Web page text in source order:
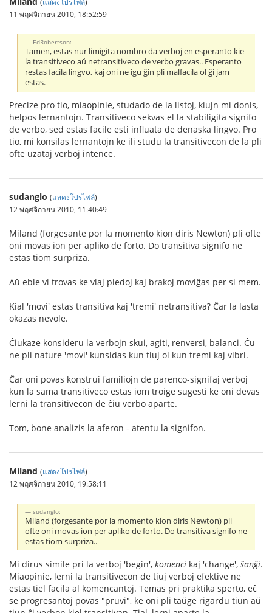
(แสดงโปรไฟล์)
11 พฤศจิกายน 2010, 18:52:59
EdRobertson:
Tamen, estas nur limigita nombro da verboj en esperanto kie
la transitiveco aŭ netransitiveco de verbo gravas.. Esperanto
restas facila lingvo, kaj oni ne igu ĝin pli malfacila ol ĝi jam
estas.
Precize pro tio, miaopinie, studado de la listoj, kiujn mi donis,
helpos lernantojn. Transitiveco sekvas el la stabiligita signifo
de verbo, sed estas facile esti influata de denaska lingvo. Pro
tio, mi konsilas lernantojn ke ili studu la transitivecon de la pli
ofte uzataj verboj intence.
sudanglo (แสดงโปรไฟล์)
12 พฤศจิกายน 2010, 11:40:49
Miland (forgesante por la momento kion diris Newton) pli ofte
oni movas ion per apliko de forto. Do transitiva signifo ne
estas tiom surpriza.
Aŭ eble vi trovas ke viaj piedoj kaj brakoj moviĝas per si mem.
Kial 'movi' estas transitiva kaj 'tremi' netransitiva? Ĉar la lasta
okazas nevole.
Ĉiukaze konsideru la verbojn skui, agiti, renversi, balanci. Ĉu
ne pli nature 'movi' kunsidas kun tiuj ol kun tremi kaj vibri.
Ĉar oni povas konstrui familiojn de parenco-signifaj verboj
kun la sama transitiveco estas iom troige sugesti ke oni devas
lerni la transitivecon de ĉiu verbo aparte.
Tom, bone analizis la aferon - atentu la signifon.
Miland (แสดงโปรไฟล์)
12 พฤศจิกายน 2010, 19:58:11
sudanglo:
Miland (forgesante por la momento kion diris Newton) pli
ofte oni movas ion per apliko de forto. Do transitiva signifo ne
estas tiom surpriza..
Mi dirus simile pri la verboj 'begin', komenci kaj 'change', ŝanĝi.
Miaopinie, lerni la transitivecon de tiuj verboj efektive ne
estas tiel facila al komencantoj. Temas pri praktika sperto, eĉ
se progresantoj povas "pruvi", ke oni pli taŭge rigardu tiun aŭ